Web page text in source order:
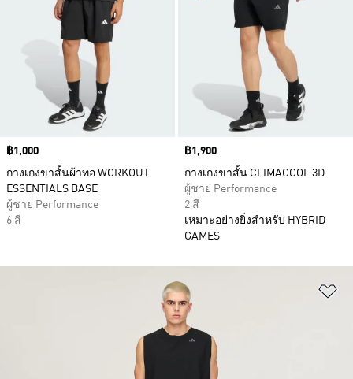
Price
฿1,000
กางเกงขาสั้นผ้าทอ WORKOUT
ESSENTIALS BASE
ผู้ชาย Performance
6 สี
Price
฿1,900
กางเกงขาสั้น CLIMACOOL 3D
ผู้ชาย Performance
2 สี
เหมาะอย่างยิ่งสำหรับ HYBRID
GAMES